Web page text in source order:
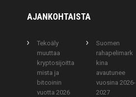
AJANKOHTAISTA
Tekoäly
muuttaa
kryptosijoitta
mista ja
bitcoinin
vuotta 2026
Suomen
rahapelimark
kina
avautunee
vuosina 2026-
2027